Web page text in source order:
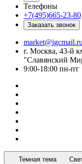
Телефоны
+7(495)665-23-80
Заказать звонок
market@igcmail.ru
г. Москва, 43-й
"Славянский
9:00-18:00 пн-пт
Темная тема